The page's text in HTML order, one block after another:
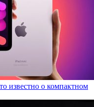
известно о компактном